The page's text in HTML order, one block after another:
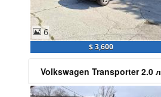
6
$ 3,600
Volkswagen Transporter 2.0 л